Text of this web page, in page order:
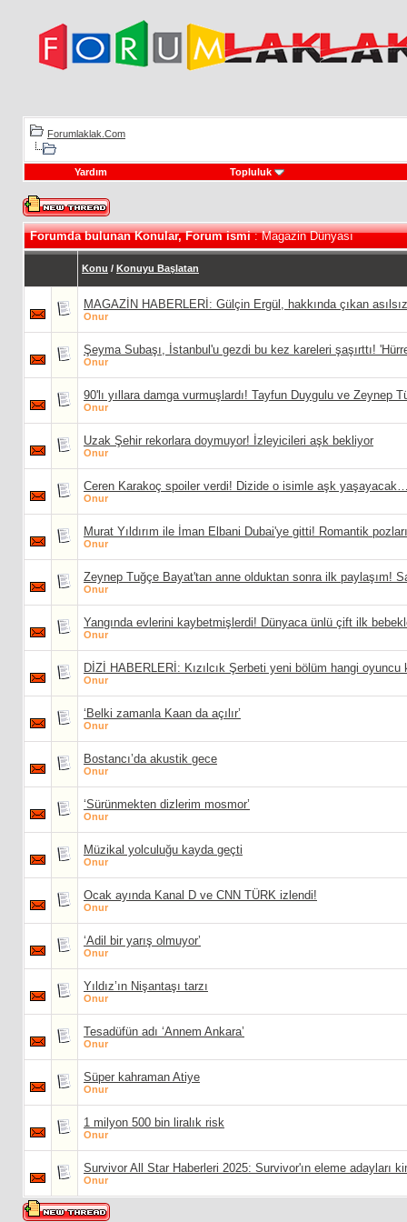
Forumlaklak.Com
Yardım Topluluk
Forumda bulunan Konular, Forum ismi: Magazin Dünyası
Konu / Konuyu Başlatan
MAGAZİN HABERLERİ: Gülçin Ergül, hakkında çıkan
Onur
Şeyma Subaşı, İstanbul'u gezdi bu kez kareleri şaşırttı!
Onur
90'lı yıllara damga vurmuşlardı! Tayfun Duygulu ve Zeynep
Onur
Uzak Şehir rekorlara doymuyor! İzleyicileri aşk bekliyor
Onur
Ceren Karakoç spoiler verdi! Dizide o isimle aşk
Onur
Murat Yıldırım ile İman Elbani Dubai'ye gitti! Romantik
Onur
Zeynep Tuğçe Bayat'tan anne olduktan sonra ilk paylaşım!
Onur
Yangında evlerini kaybetmişlerdi! Dünyaca ünlü çift ilk
Onur
DİZİ HABERLERİ: Kızılcık Şerbeti yeni bölüm hangi oyuncu
Onur
‘Belki zamanla Kaan da açılır’
Onur
Bostancı’da akustik gece
Onur
‘Sürünmekten dizlerim mosmor’
Onur
Müzikal yolculuğu kayda geçti
Onur
Ocak ayında Kanal D ve CNN TÜRK izlendi!
Onur
‘Adil bir yarış olmuyor’
Onur
Yıldız’ın Nişantaşı tarzı
Onur
Tesadüfün adı ‘Annem Ankara’
Onur
Süper kahraman Atiye
Onur
1 milyon 500 bin liralık risk
Onur
Survivor All Star Haberleri 2025: Survivor'ın eleme adayları
Onur